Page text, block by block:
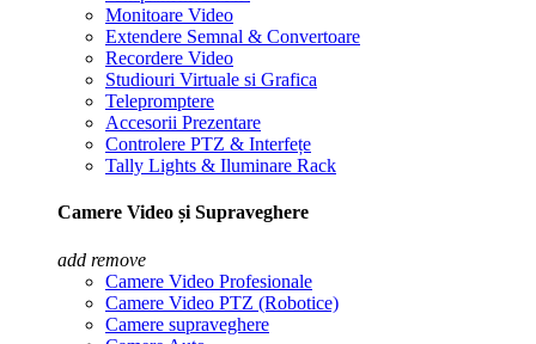
Monitoare Video
Extendere Semnal & Convertoare
Recordere Video
Studiouri Virtuale si Grafica
Telepromptere
Accesorii Prezentare
Controlere PTZ & Interfețe
Tally Lights & Iluminare Rack
Camere Video și Supraveghere
add remove
Camere Video Profesionale
Camere Video PTZ (Robotice)
Camere supraveghere